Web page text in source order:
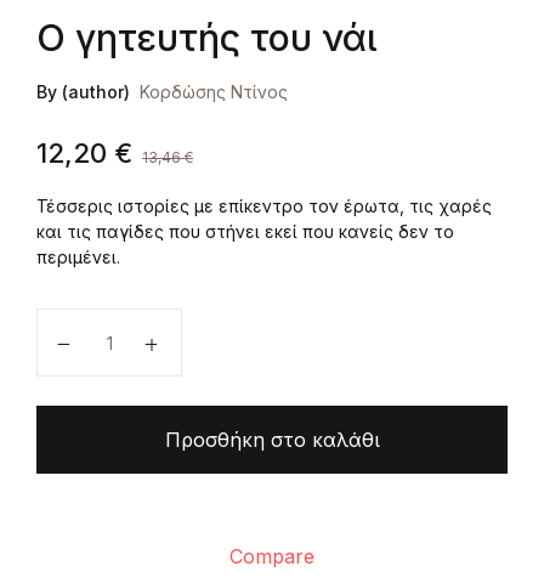
Ο γητευτής του νάι
By (author) Κορδώσης Ντίνος
12,20 € 13,46€
Τέσσερις ιστορίες με επίκεντρο τον έρωτα, τις χαρές
και τις παγίδες που στήνει εκεί που κανείς δεν το
περιμένει.
Προσθήκη στο καλάθι
Compare